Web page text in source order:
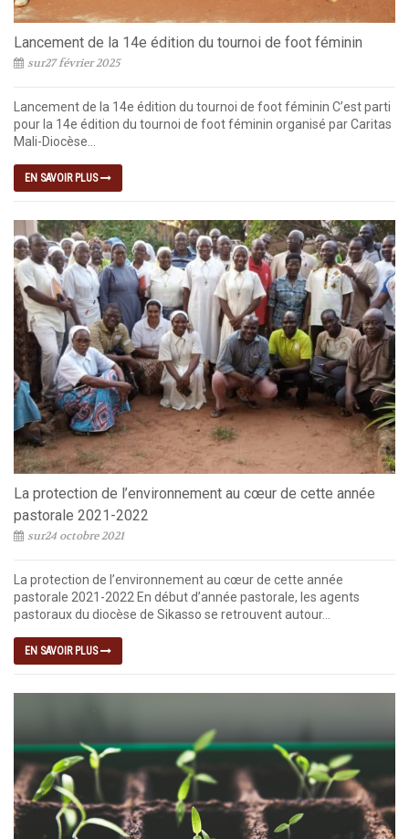
Lancement de la 14e édition du tournoi de foot féminin
sur27 février 2025
Lancement de la 14e édition du tournoi de foot féminin C’est parti
pour la 14e édition du tournoi de foot féminin organisé par Caritas
Mali-Diocèse...
EN SAVOIR PLUS
La protection de l’environnement au cœur de cette année
pastorale 2021-2022
sur24 octobre 2021
La protection de l’environnement au cœur de cette année
pastorale 2021-2022 En début d’année pastorale, les agents
pastoraux du diocèse de Sikasso se retrouvent autour...
EN SAVOIR PLUS